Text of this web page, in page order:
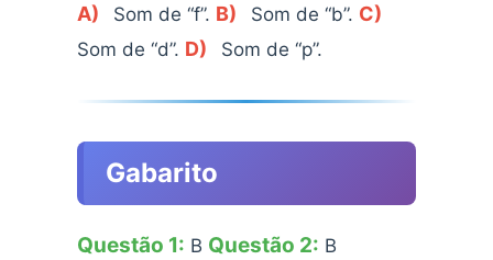
A) Som de “f”. B) Som de “b”. C)
Som de “d”. D) Som de “p”.
Gabarito
Questão 1: B Questão 2: B